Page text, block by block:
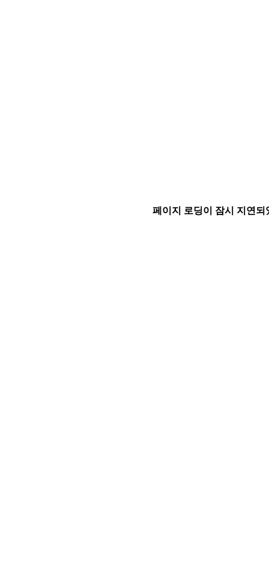
페이지 로딩이 잠시 지연